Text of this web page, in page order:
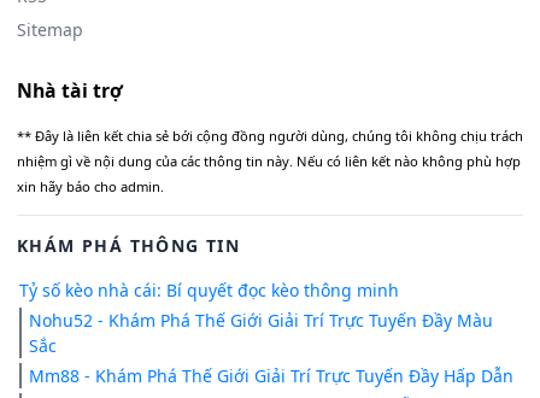
Sitemap
Nhà tài trợ
** Đây là liên kết chia sẻ bới cộng đồng người dùng, chúng tôi không chịu trách
nhiệm gì về nội dung của các thông tin này. Nếu có liên kết nào không phù hợp
xin hãy báo cho admin.
KHÁM PHÁ THÔNG TIN
Tỷ số kèo nhà cái: Bí quyết đọc kèo thông minh
Nohu52 - Khám Phá Thế Giới Giải Trí Trực Tuyến Đầy Màu
Sắc
Mm88 - Khám Phá Thế Giới Giải Trí Trực Tuyến Đầy Hấp Dẫn